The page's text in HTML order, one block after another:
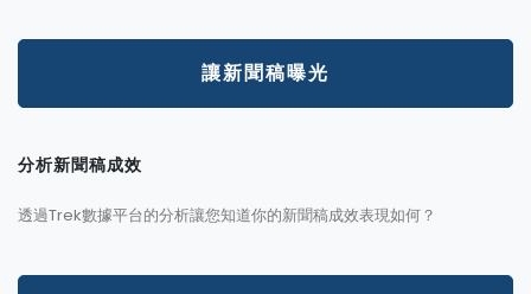
讓新聞稿曝光
分析新聞稿成效
透過Trek數據平台的分析讓您知道你的新聞稿成效表現如何？